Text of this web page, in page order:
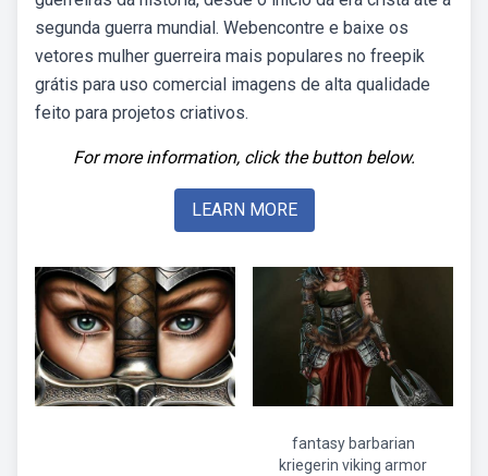
segunda guerra mundial. Webencontre e baixe os
vetores mulher guerreira mais populares no freepik
grátis para uso comercial imagens de alta qualidade
feito para projetos criativos.
For more information, click the button below.
LEARN MORE
fantasy barbarian
kriegerin viking armor